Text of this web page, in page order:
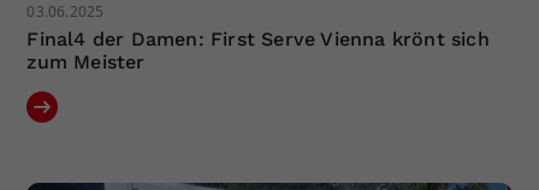
03.06.2025
Final4 der Damen: First Serve Vienna krönt sich
zum Meister